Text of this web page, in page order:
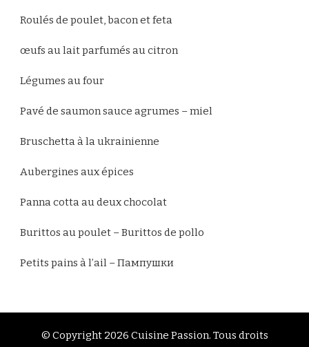
Roulés de poulet, bacon et feta
œufs au lait parfumés au citron
Légumes au four
Pavé de saumon sauce agrumes – miel
Bruschetta à la ukrainienne
Aubergines aux épices
Panna cotta au deux chocolat
Burittos au poulet – Burittos de pollo
Petits pains à l’ail – Пампушки
© Copyright 2026 Cuisine Passion. Tous droits